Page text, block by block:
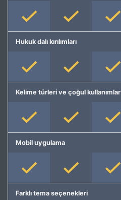
Hukuk dalı kırılımları
Kelime türleri ve çoğul kullanımlar
Mobil uygulama
Farklı tema seçenekleri